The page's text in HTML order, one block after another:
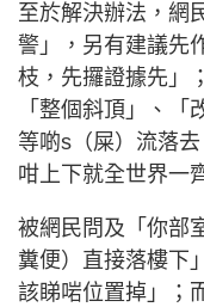
至於解決辦法，網
警」，另有建議先
枝，先攞證據先」
「整個斜頂」、「
等啲s（屎）流落
咁上下就全世界一
被網民問及「你部
糞便）直接落樓下
該睇啱位置掉」；